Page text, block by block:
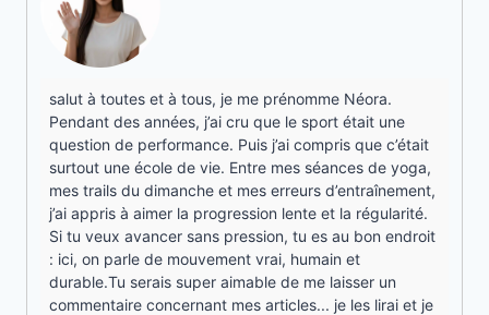
salut à toutes et à tous, je me prénomme Néora.
Pendant des années, j’ai cru que le sport était une
question de performance. Puis j’ai compris que c’était
surtout une école de vie. Entre mes séances de yoga,
mes trails du dimanche et mes erreurs d’entraînement,
j’ai appris à aimer la progression lente et la régularité.
Si tu veux avancer sans pression, tu es au bon endroit
: ici, on parle de mouvement vrai, humain et
durable.Tu serais super aimable de me laisser un
commentaire concernant mes articles... je les lirai et je